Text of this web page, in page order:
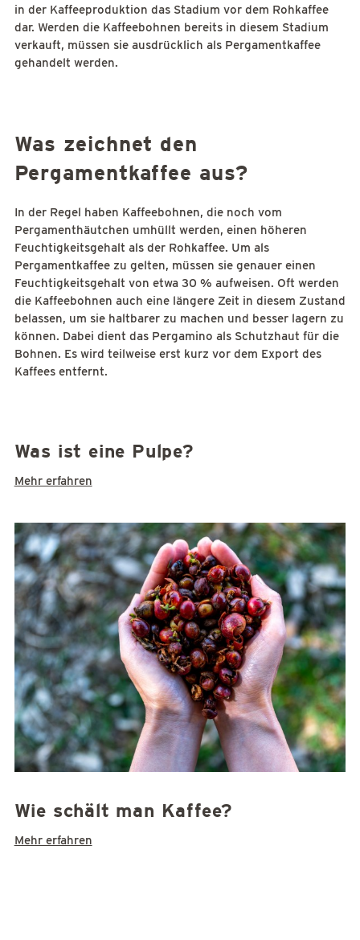
in der Kaffeeproduktion das Stadium vor dem Rohkaffee
dar. Werden die Kaffeebohnen bereits in diesem Stadium
verkauft, müssen sie ausdrücklich als Pergamentkaffee
gehandelt werden.
Was zeichnet den
Pergamentkaffee aus?
In der Regel haben Kaffeebohnen, die noch vom
Pergamenthäutchen umhüllt werden, einen höheren
Feuchtigkeitsgehalt als der Rohkaffee. Um als
Pergamentkaffee zu gelten, müssen sie genauer einen
Feuchtigkeitsgehalt von etwa 30 % aufweisen. Oft werden
die Kaffeebohnen auch eine längere Zeit in diesem Zustand
belassen, um sie haltbarer zu machen und besser lagern zu
können. Dabei dient das Pergamino als Schutzhaut für die
Bohnen. Es wird teilweise erst kurz vor dem Export des
Kaffees entfernt.
Was ist eine Pulpe?
Mehr erfahren
Wie schält man Kaffee?
Mehr erfahren